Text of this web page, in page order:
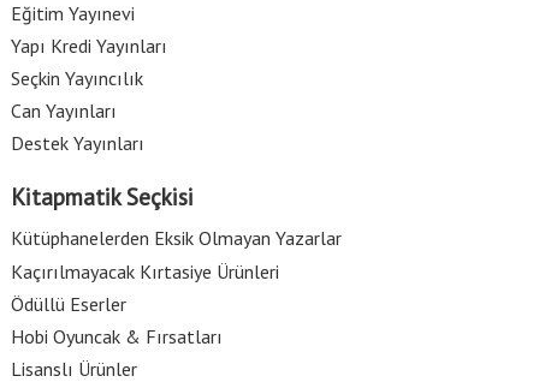
Eğitim Yayınevi
Yapı Kredi Yayınları
Seçkin Yayıncılık
Can Yayınları
Destek Yayınları
Kitapmatik Seçkisi
Kütüphanelerden Eksik Olmayan Yazarlar
Kaçırılmayacak Kırtasiye Ürünleri
Ödüllü Eserler
Hobi Oyuncak & Fırsatları
Lisanslı Ürünler